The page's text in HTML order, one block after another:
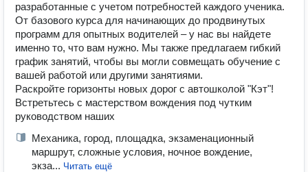
разработанные с учетом потребностей каждого ученика.
От базового курса для начинающих до продвинутых
программ для опытных водителей – у нас вы найдете
именно то, что вам нужно. Мы также предлагаем гибкий
график занятий, чтобы вы могли совмещать обучение с
вашей работой или другими занятиями.
Раскройте горизонты новых дорог с автошколой "Кэт"!
Встретьтесь с мастерством вождения под чутким
руководством наших
Механика, город, площадка, экзаменационный
маршрут, сложные условия, ночное вождение,
экза... Читать ещё